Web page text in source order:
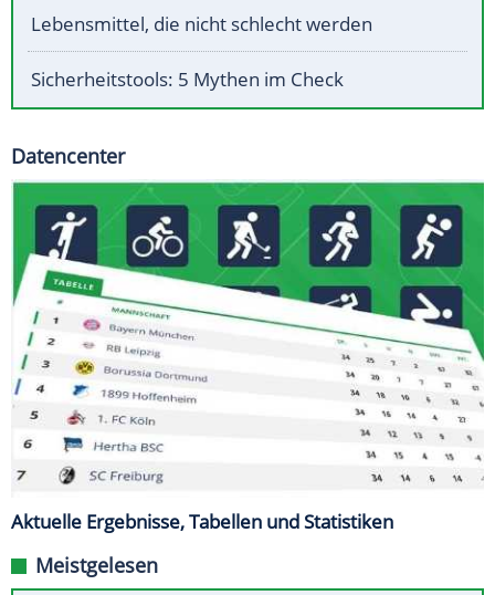
Lebensmittel, die nicht schlecht werden
Sicherheitstools: 5 Mythen im Check
Datencenter
Aktuelle Ergebnisse, Tabellen und Statistiken
Meistgelesen